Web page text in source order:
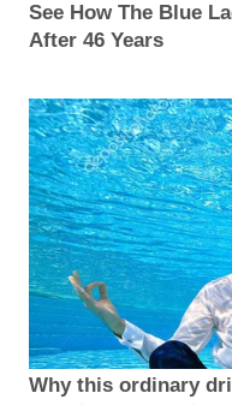
See How The Blue
After 46 Years
Why this ordinary